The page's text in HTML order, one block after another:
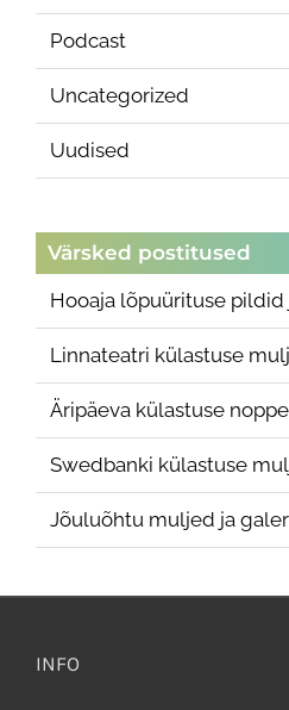
Podcast
Uncategorized
Uudised
Värsked postitused
Hooaja lõpuürituse pildid
Linnateatri külastuse
Äripäeva külastuse
Swedbanki külastuse
Jõuluõhtu muljed ja
INFO